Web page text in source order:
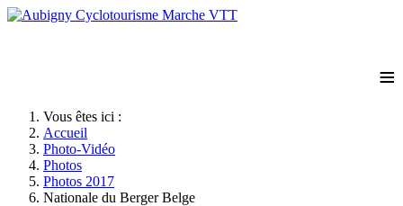
≡
Vous êtes ici :
Accueil
Photo-Vidéo
Photos
Photos 2017
Nationale du Berger Belge